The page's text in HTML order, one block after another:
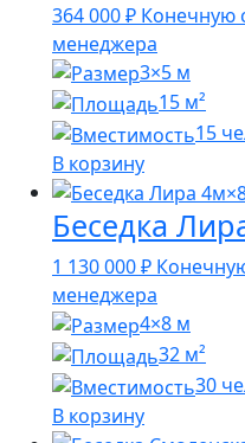
364 000₽ Конечную
менеджера
3×5 м
15 м²
15
В корзину
Беседка
1 130 000₽
менеджера
4×8 м
32 м²
30
В корзину